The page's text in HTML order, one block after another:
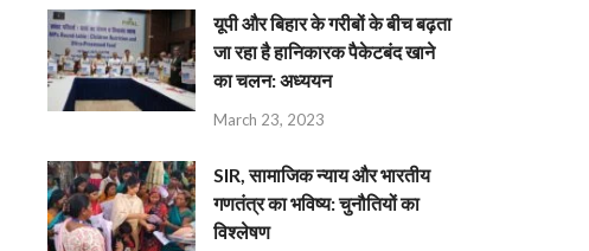
यूपी और बिहार के गरीबों के बीच बढ़ता
जा रहा है हानिकारक पैकेटबंद खाने
का चलन: अध्ययन
March 23, 2023
SIR, सामाजिक न्याय और भारतीय
गणतंत्र का भविष्य: चुनौतियों का
विश्लेषण